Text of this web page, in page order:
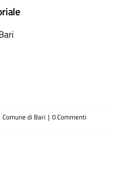
Comune di Bari | 0 Commenti